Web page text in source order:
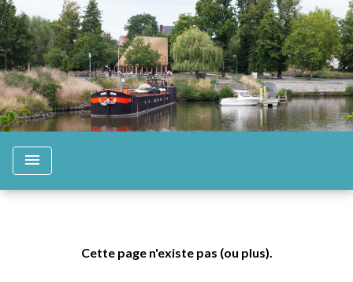
menu
Cette page n'existe pas (ou plus).